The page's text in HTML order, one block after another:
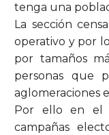
tenga una
La sección
operativo y por
por tamaños
personas que
aglomeraciones
Por ello en el
campañas